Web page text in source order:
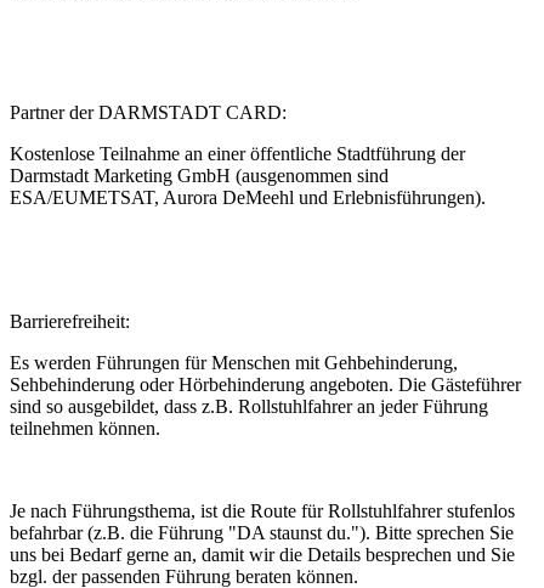
Partner der DARMSTADT CARD:
Kostenlose Teilnahme an einer öffentliche Stadtführung der
Darmstadt Marketing GmbH (ausgenommen sind
ESA/EUMETSAT, Aurora DeMeehl und Erlebnisführungen).
Barrierefreiheit:
Es werden Führungen für Menschen mit Gehbehinderung,
Sehbehinderung oder Hörbehinderung angeboten. Die Gästeführer
sind so ausgebildet, dass z.B. Rollstuhlfahrer an jeder Führung
teilnehmen können.
Je nach Führungsthema, ist die Route für Rollstuhlfahrer stufenlos
befahrbar (z.B. die Führung "DA staunst du."). Bitte sprechen Sie
uns bei Bedarf gerne an, damit wir die Details besprechen und Sie
bzgl. der passenden Führung beraten können.